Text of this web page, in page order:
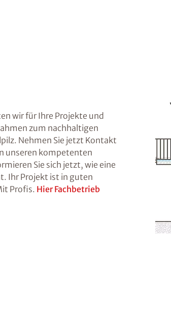
wir für Ihre Projekte und
zum nachhaltigen
Nehmen Sie jetzt Kontakt
unseren kompetenten
Sie sich jetzt, wie eine
Ihr Projekt ist in guten
Profis. Hier Fachbetrieb